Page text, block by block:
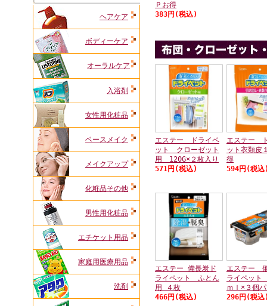
ヘアケア
ボディーケア
オーラルケア
入浴剤
女性用化粧品
ベースメイク
メイクアップ
化粧品その他
男性用化粧品
エチケット用品
家庭用医療用品
洗剤
Ｐお得
383円(税込)
エステー ドライペ
ット クローゼット
用 120G×２枚入り
571円(税込)
エステー
ット衣類皮
得
594円(税
エステー 備長炭ド
ライペット ふとん
用 ４枚
466円(税込)
エステー
ライペッ
ｍｌ×３個
296円(税